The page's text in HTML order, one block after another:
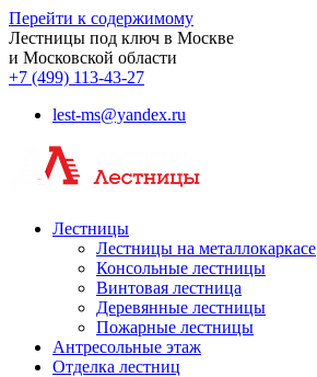
Перейти к содержимому
Лестницы под ключ в Москве
и Московской области
+7 (499) 113-43-27
lest-ms@yandex.ru
Лестницы
Лестницы на металлокаркасе
Консольные лестницы
Винтовая лестница
Деревянные лестницы
Пожарные лестницы
Антресольные этаж
Отделка лестниц